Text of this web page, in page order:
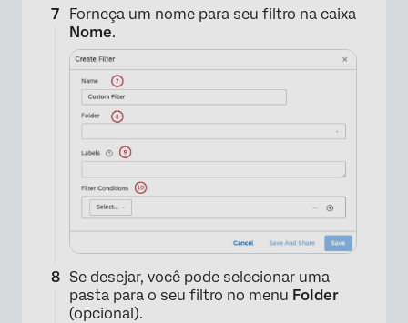
×
Forneça um nome para seu filtro na caixa
Nome.
Se desejar, você pode selecionar uma
pasta para o seu filtro no menu Folder
(opcional).